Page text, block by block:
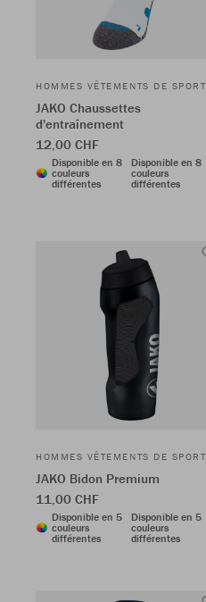
HOMMES VÊTEMENTS DE SPORT
JAKO Chaussettes
d'entraînement
12,00 CHF
Disponible en 8
couleurs
différentes
Disponible en 8
couleurs
différentes
HOMMES VÊTEMENTS DE SPORT
JAKO Bidon Premium
11,00 CHF
Disponible en 5
couleurs
différentes
Disponible en 5
couleurs
différentes